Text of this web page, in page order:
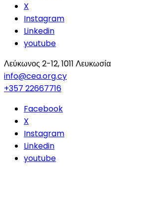
X
Instagram
Linkedin
youtube
Λεύκωνος 2-12, 1011 Λευκωσία
info@cea.org.cy
+357 22667716
Facebook
X
Instagram
Linkedin
youtube